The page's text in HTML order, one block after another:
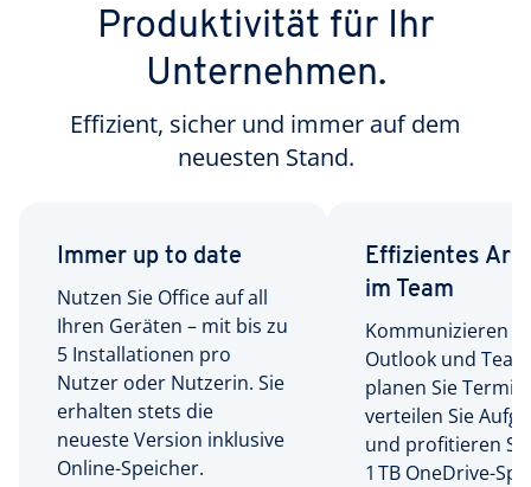
Produktivität für Ihr
Unternehmen.
Effizient, sicher und immer auf dem
neuesten Stand.
Immer up to date
Nutzen Sie Office auf all
Ihren Geräten – mit bis zu
5 Installationen pro
Nutzer oder Nutzerin. Sie
erhalten stets die
neueste Version inklusive
Online-Speicher.
Effizientes
im Team
Kommunizieren
Outlook und
planen Sie
verteilen Sie
und profitieren
1 TB OneDrive-